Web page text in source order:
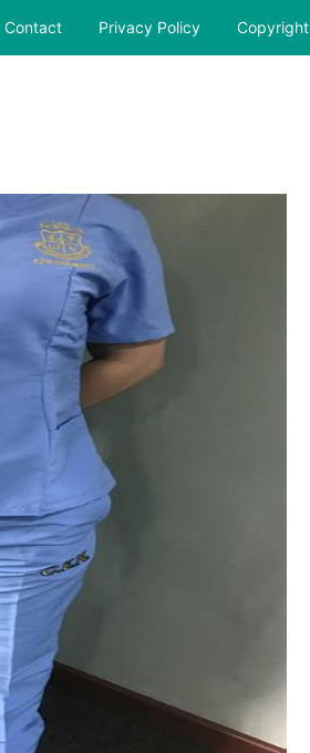
Contact Privacy Policy Copyright